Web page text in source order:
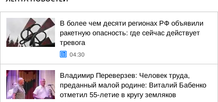
В более чем десяти регионах РФ объявили
ракетную опасность: где сейчас действует
тревога
04:30
Владимир Переверзев: Человек труда,
преданный малой родине: Виталий Бабенко
отметил 55-летие в кругу земляков